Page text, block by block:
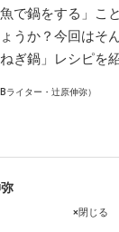
で鍋をする」こ
うか？今回はそ
ぎ鍋」レシピを紹
ライター・辻原伸弥）
×閉じる